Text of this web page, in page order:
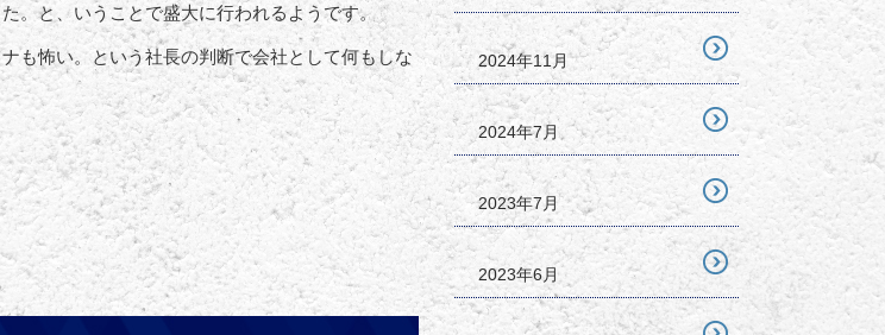
。と、いうことで盛大に行われるようです。
も怖い。という社長の判断で会社として何もしな
2024年11月
2024年7月
2023年7月
2023年6月